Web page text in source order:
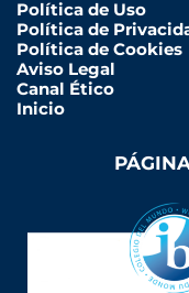
Política de Uso
Política de
Política de Cookies
Aviso Legal
Canal Ético
Inicio